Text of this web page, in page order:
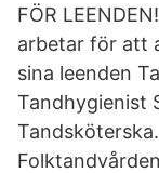
FÖR
arbetar för att
sina leenden
Tandhygienist